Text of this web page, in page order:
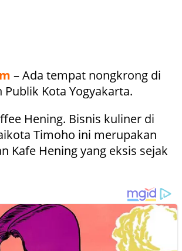
– Ada tempat nongkrong di
Publik Kota Yogyakarta.
Hening. Bisnis kuliner di
Timoho ini merupakan
Kafe Hening yang eksis sejak